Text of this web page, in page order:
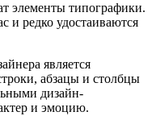
элементы типографики.
редко удостаиваются
является
абзацы и столбцы
дизайн-
и эмоцию.